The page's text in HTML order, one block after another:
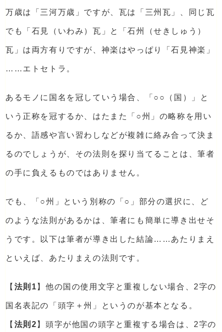
万歳は「三河万歳」ですが、瓦は「三州瓦」、同じ瓦
でも「石見（いわみ）瓦」と「石州（せきしゅう）
瓦」は両方有りですが、神楽はやっぱり「石見神楽」
……エトセトラ。
あるモノに国名を冠していう場合、「○○（国）」と
いう正称を冠するか、はたまた「○州」の略称を用い
るか、語感や言い習わしなどが複雑に絡み合って決ま
るのでしょうが、その法則を探り当てることは、筆者
の手に負えるものではありません。
でも、「○州」という別称の「○」部分の選択に、ど
のような法則があるかは、筆者にも簡単に導き出せそ
うです。以下は筆者が導き出した結論……あたりまえ
といえば、あたりまえの法則です。
【 法則1 】他の国の使用文字と重複しない場合、2字の
国名表記の「頭字＋州」というのが基本となる。
【 法則2 】頭字が他国の頭字と重複する場合は、2字の